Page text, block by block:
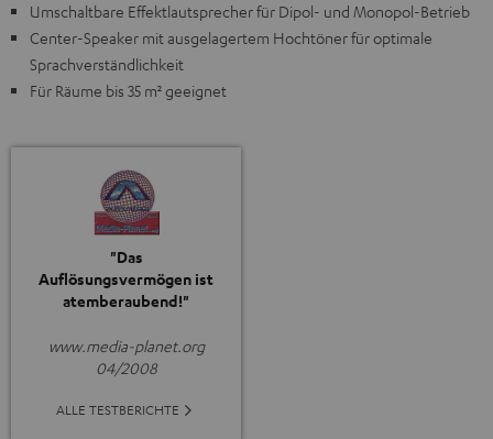
Umschaltbare Effektlautsprecher für Dipol- und Monopol-Betrieb
Center-Speaker mit ausgelagertem Hochtöner für optimale
Sprachverständlichkeit
Für Räume bis 35 m² geeignet
"Das
Auflösungsvermögen ist
atemberaubend!"
www.media-planet.org
04/2008
ALLE TESTBERICHTE